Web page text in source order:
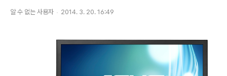
알 수 없는 사용자 2014. 3. 20. 16:49